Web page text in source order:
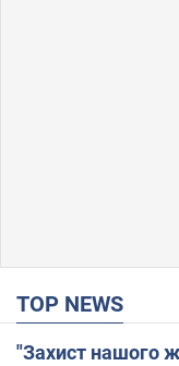
TOP NEWS
"Захист нашого